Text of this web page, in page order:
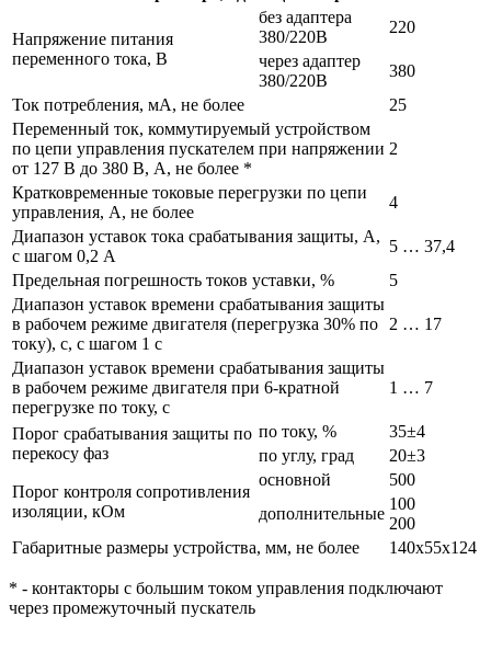
Напряжение питания
переменного тока, В
без адаптера
380/220В
220
через адаптер
380/220В
380
Ток потребления, мА, не более
25
Переменный ток, коммутируемый устройством
по цепи управления пускателем при напряжении
от 127 В до 380 В, А, не более *
2
Кратковременные токовые перегрузки по цепи
управления, А, не более
4
Диапазон уставок тока срабатывания защиты, А,
с шагом 0,2 А
5 … 37,4
Предельная погрешность токов уставки, %
5
Диапазон уставок времени срабатывания защиты
в рабочем режиме двигателя (перегрузка 30% по
току), с, с шагом 1 с
2 … 17
Диапазон уставок времени срабатывания защиты
в рабочем режиме двигателя при 6-кратной
перегрузке по току, с
1 … 7
Порог срабатывания защиты по
перекосу фаз
по току, %
35±4
по углу, град
20±3
Порог контроля сопротивления
изоляции, кОм
основной
500
дополнительные
100
200
Габаритные размеры устройства, мм, не более
140x55x124
* - контакторы с большим током управления подключают
через промежуточный пускатель